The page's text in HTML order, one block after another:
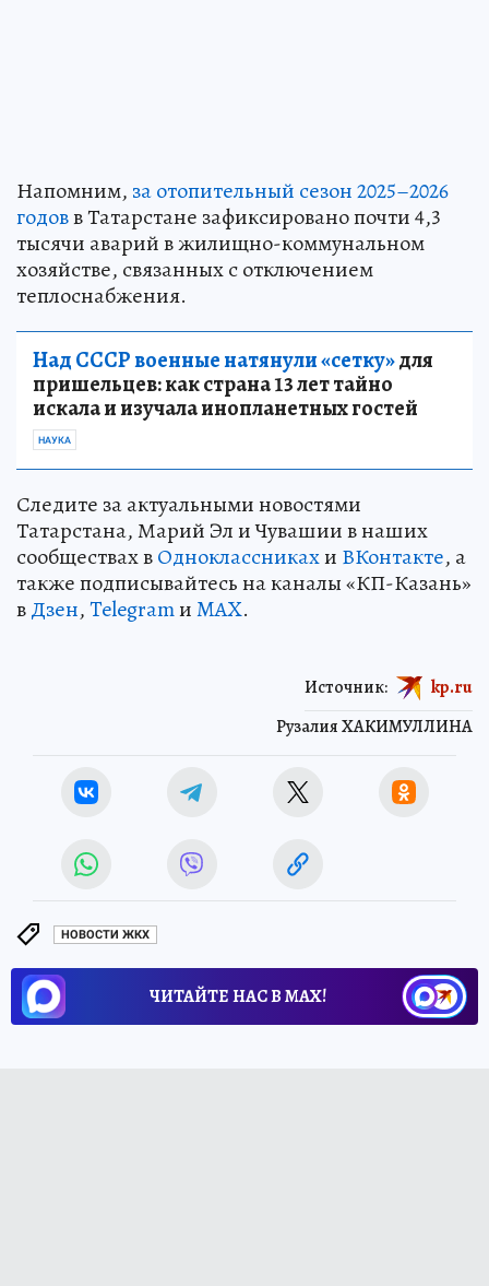
Напомним, за отопительный сезон 2025–2026
годовв Татарстане зафиксировано почти 4,3
тысячи аварий в жилищно-коммунальном
хозяйстве, связанных с отключением
теплоснабжения.
Над СССР военные натянули «сетку»для
пришельцев: как страна 13 лет тайно
искала и изучала инопланетных гостей
НАУКА
Следите за актуальными новостями
Татарстана, Марий Эл и Чувашии в наших
сообществах вОдноклассникахи ВКонтакте, а
также подписывайтесь на каналы «КП-Казань»
вДзен,TelegramиMAX.
Рузалия ХАКИМУЛЛИНА
Источник: kp.ru
НОВОСТИ ЖКХ
ЧИТАЙТЕ НАС В МАХ!